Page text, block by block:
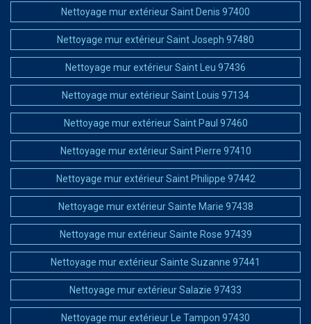
Nettoyage mur extérieur Saint Denis 97400
Nettoyage mur extérieur Saint Joseph 97480
Nettoyage mur extérieur Saint Leu 97436
Nettoyage mur extérieur Saint Louis 97134
Nettoyage mur extérieur Saint Paul 97460
Nettoyage mur extérieur Saint Pierre 97410
Nettoyage mur extérieur Saint Philippe 97442
Nettoyage mur extérieur Sainte Marie 97438
Nettoyage mur extérieur Sainte Rose 97439
Nettoyage mur extérieur Sainte Suzanne 97441
Nettoyage mur extérieur Salazie 97433
Nettoyage mur extérieur Le Tampon 97430